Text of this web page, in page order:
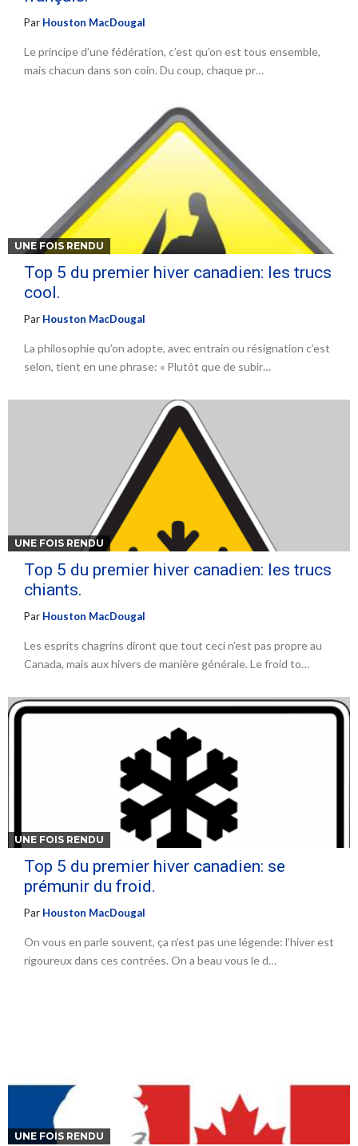
Par Houston MacDougal
Le principe d’une fédération, c’est qu’on est tous ensemble,
mais chacun dans son coin. Du coup, chaque pr…
UNE FOIS RENDU
Top 5 du premier hiver canadien: les trucs
cool.
Par Houston MacDougal
La philosophie qu’on adopte, avec entrain ou résignation c’est
selon, tient en une phrase: « Plutôt que de subir…
UNE FOIS RENDU
Top 5 du premier hiver canadien: les trucs
chiants.
Par Houston MacDougal
Les esprits chagrins diront que tout ceci n’est pas propre au
Canada, mais aux hivers de manière générale. Le froid to…
UNE FOIS RENDU
Top 5 du premier hiver canadien: se
prémunir du froid.
Par Houston MacDougal
On vous en parle souvent, ça n’est pas une légende: l’hiver est
rigoureux dans ces contrées. On a beau vous le d…
UNE FOIS RENDU